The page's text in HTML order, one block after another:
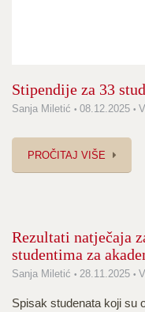
Stipendije za 33
Sanja Miletić 08.12.2025
PROČITAJ VIŠE
Rezultati natječaja
studentima za
Sanja Miletić 28.11.2025
Spisak studenata koji su